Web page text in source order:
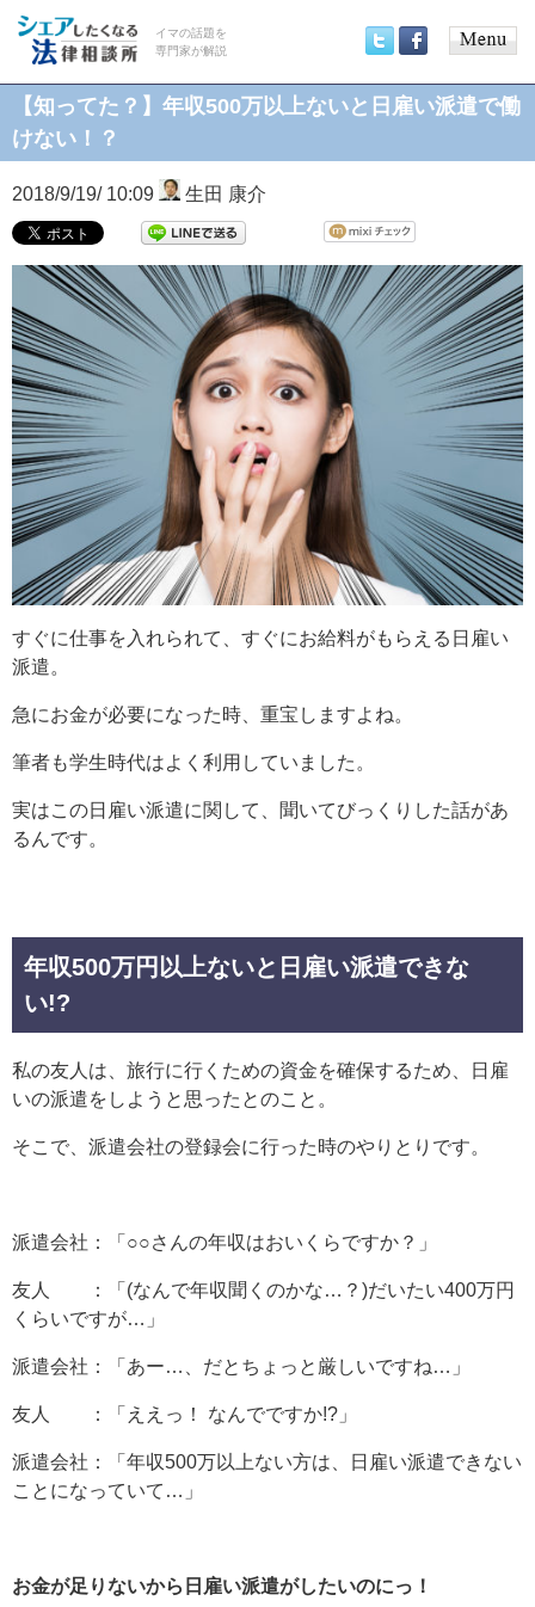
イマの話題を
専門家が解説
menu
【知ってた？】年収500万以上ないと日雇い派遣で働
けない！？
2018/9/19/ 10:09 生田 康介
すぐに仕事を入れられて、すぐにお給料がもらえる日雇い
派遣。
急にお金が必要になった時、重宝しますよね。
筆者も学生時代はよく利用していました。
実はこの日雇い派遣に関して、聞いてびっくりした話があ
るんです。
年収500万円以上ないと日雇い派遣できな
い!?
私の友人は、旅行に行くための資金を確保するため、日雇
いの派遣をしようと思ったとのこと。
そこで、派遣会社の登録会に行った時のやりとりです。
派遣会社：「○○さんの年収はおいくらですか？」
友人 ：「(なんで年収聞くのかな…？)だいたい400万円
くらいですが…」
派遣会社：「あー…、だとちょっと厳しいですね…」
友人 ：「ええっ！ なんでですか!?」
派遣会社：「年収500万以上ない方は、日雇い派遣できない
ことになっていて…」
お金が足りないから日雇い派遣がしたいのにっ！